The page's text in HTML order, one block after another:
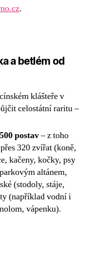
.
a betlém od
klášteře v
celostátní raritu –
500 postav– z toho
320 zvířat (koně,
kačeny, kočky, psy
altánem,
(stodoly, stáje,
(například vodní i
vápenku).